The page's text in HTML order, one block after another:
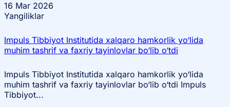
16 Mar 2026
Yangiliklar
Impuls Tibbiyot Institutida xalqaro hamkorlik yo‘lida
muhim tashrif va faxriy tayinlovlar bo‘lib o‘tdi
Impuls Tibbiyot Institutida xalqaro hamkorlik yo‘lida
muhim tashrif va faxriy tayinlovlar bo‘lib o‘tdi Impuls
Tibbiyot...